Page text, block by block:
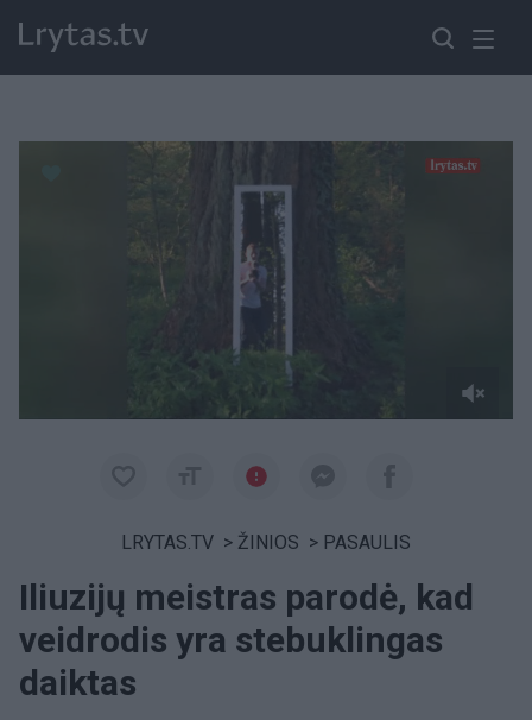
LRYTAS.TV > ŽINIOS > PASAULIS
Iliuzijų meistras parodė, kad
veidrodis yra stebuklingas
daiktas